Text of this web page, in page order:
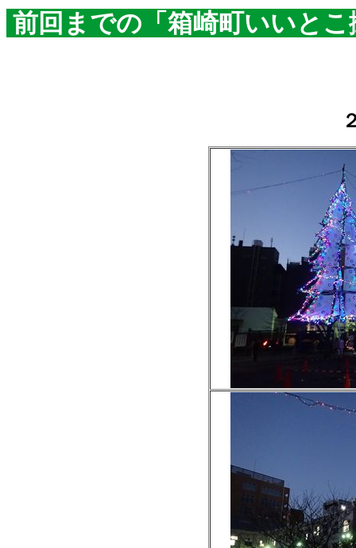
前回までの「箱崎町いいとこ